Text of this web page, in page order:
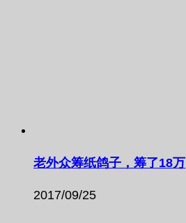
老外众筹纸鸽子，筹了18万
2017/09/25